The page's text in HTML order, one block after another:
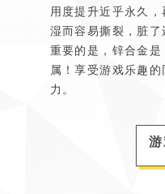
用度提升近乎永久
湿而容易撕裂，脏
重要的是，锌合金
属！享受游戏乐趣
力。